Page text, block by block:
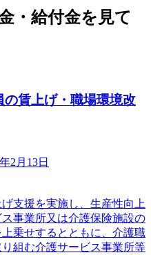
・給付金を見て
の賃上げ・職場環境改
2月13日
支援を実施し、生産性向上
事業所又は介護保険施設の
乗せするとともに、介護職
組む介護サービス事業所等